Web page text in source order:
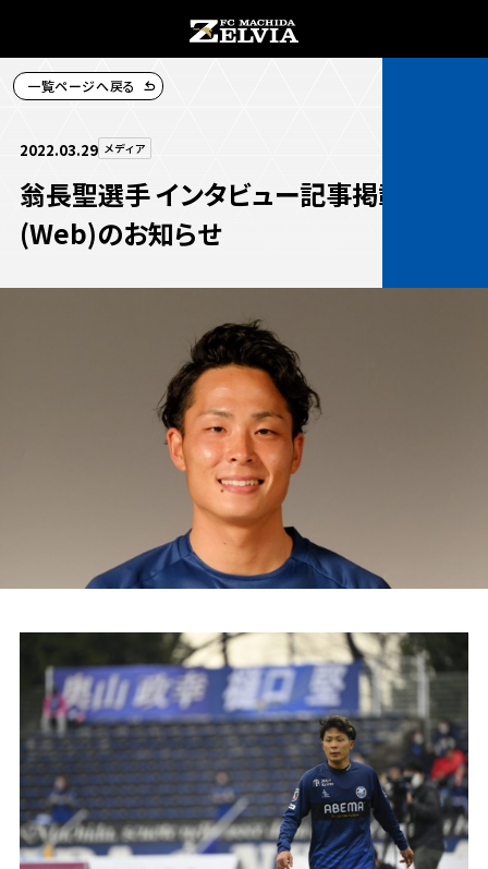
ファンクラブ
メディア
ホームタウン活動
アカデミー
スクール
その他
順位表・ゴールランキング
チケット購入
チケット販売スケジュール
️スタジアムを知る
スタジアムアクセス
スタジアムマップ
クラブを知るトップ
選手・スタッフ紹介
ファンになる
ファンになるトップ
ファンクラブ
クラブゼルビスタへの入会
シーズンシート
ＦＣ町田ゼルビアをサポート
グッズを買う
グッズを買うトップ
オンラインストア
ユニフォーム
ホームタウン
ホームタウントップ
ゼルビアアシスト募集
パートナー
一覧ページへ戻る
2022.03.29 メディア
翁長聖選手 インタビュー記事掲載
(Web)のお知らせ